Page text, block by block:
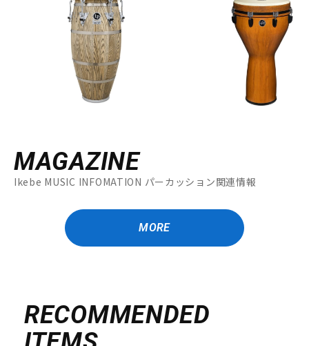
MAGAZINE
Ikebe MUSIC INFOMATION パーカッション関連情報
MORE
RECOMMENDED